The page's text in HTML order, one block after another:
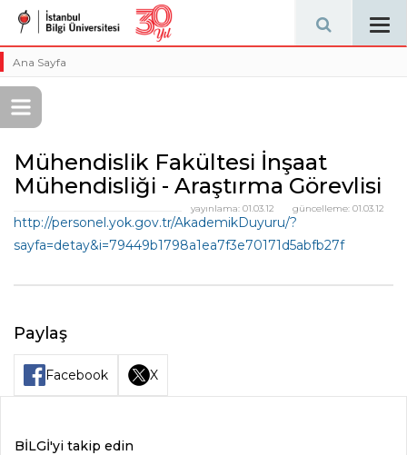
Ana Sayfa
Mühendislik Fakültesi İnşaat
Mühendisliği - Araştırma Görevlisi
güncelleme: 01.03.12
yayınlama: 01.03.12
http://personel.yok.gov.tr/AkademikDuyuru/?
sayfa=detay&i=79449b1798a1ea7f3e70171d5abfb27f
Paylaş
Facebook X
BİLGİ'yi takip edin